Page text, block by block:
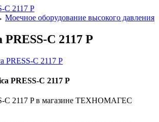
C 2117 P
Моечное оборудование высокого давления
C 2117 P
PRESS-C 2117 P
C 2117 P в магазине ТЕХНОМАГЕС